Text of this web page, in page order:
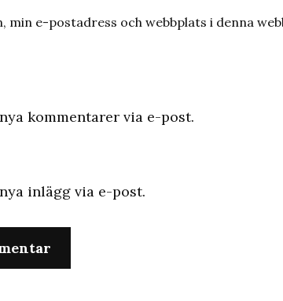
min e-postadress och webbplats i denna
kommentarer via e-post.
inlägg via e-post.